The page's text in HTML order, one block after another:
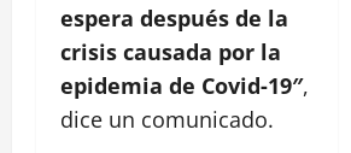
espera después de la
crisis causada por la
epidemia de Covid-19″,
dice un comunicado.